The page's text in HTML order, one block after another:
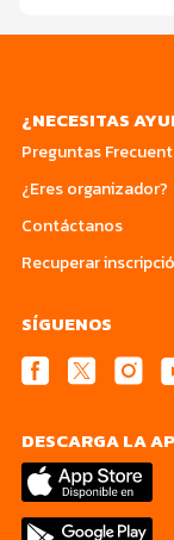
¿NECESITAS
Preguntas
¿Eres organizador?
Contáctanos
Recuperar
SÍGUENOS
DESCARGA LA